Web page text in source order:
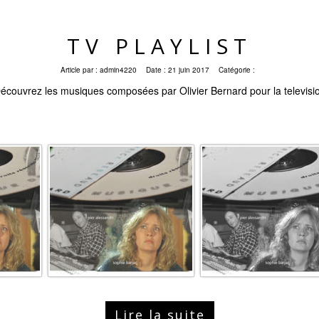
TV PLAYLIST
Article par : admin4220 Date : 21 juin 2017 Catégorie :
les musiques composées par Olivier Bernard pour la
Lire la suite